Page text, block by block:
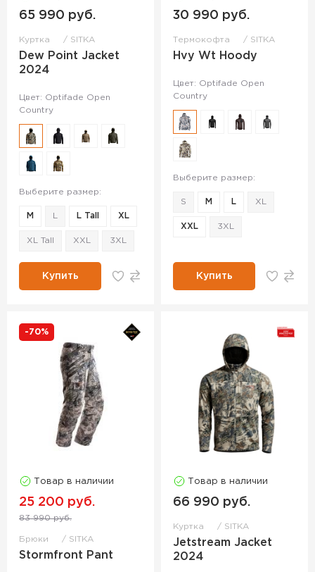
65 990 руб.
Куртка SITKA
Dew Point Jacket
2024
Цвет: Optifade Open
Country
Выберите размер:
M L Tall XL
XL Tall XXL 3XL
Купить
30 990 руб.
Термокофта SITKA
Hvy Wt Hoody
Цвет: Optifade Open
Country
Выберите размер:
S M L XL
XXL 3XL
Купить
-70%
Товар в наличии
25 200 руб.
83 990 руб.
Брюки SITKA
Stormfront Pant
Товар в наличии
66 990 руб.
Куртка SITKA
Jetstream Jacket
2024